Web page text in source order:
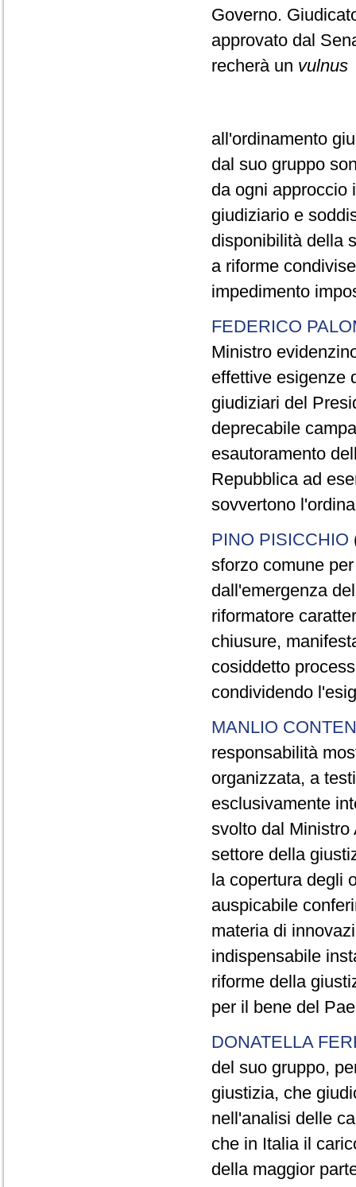
Governo.
approvato dal
recherà un vulnus
all'ordinamento
dal suo gruppo
da ogni approccio
giudiziario e
disponibilità della
a riforme
impedimento
FEDERICO
Ministro
effettive esigenze
giudiziari del
deprecabile
esautoramento
Repubblica ad
sovvertono
PINO PISICCHIO
sforzo comune
dall'emergenza
riformatore
chiusure,
cosiddetto
condividendo
MANLIO
responsabilità
organizzata, a
esclusivamente
svolto dal Ministro
settore della
la copertura degli
auspicabile
materia di
indispensabile
riforme della
per il bene del
DONATELLA
del suo gruppo,
giustizia, che
nell'analisi delle
che in Italia il
della maggior